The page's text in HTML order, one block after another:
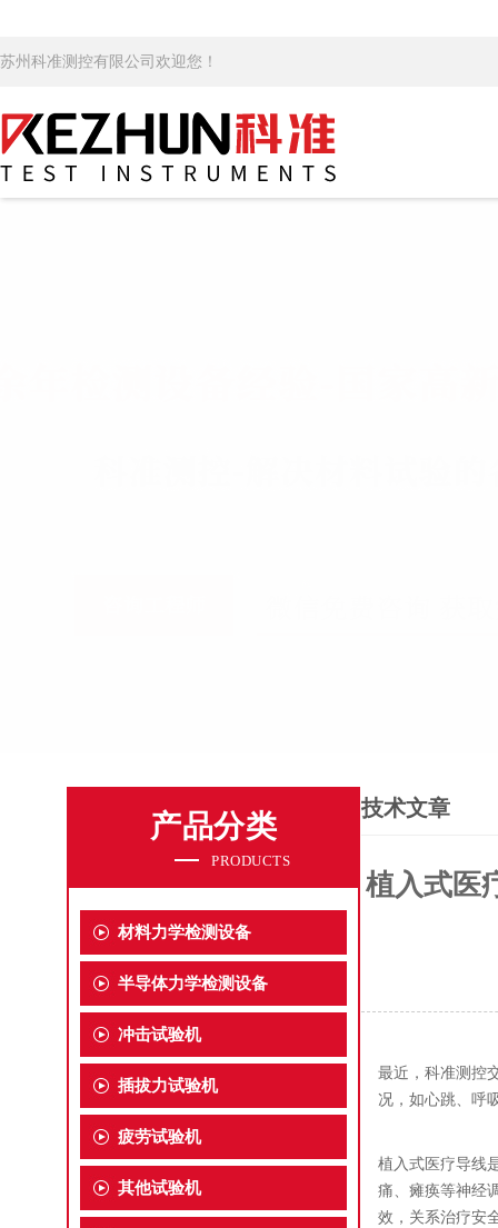
苏州科准测控有限公司欢迎您！
产品分类
PRODUCTS
材料力学检测设备
半导体力学检测设备
冲击试验机
插拔力试验机
疲劳试验机
其他试验机
技术文章
植入式医
最近， 科准测控
况， 如心跳、呼
植入式医疗导线
痛、瘫痪等神经
效，关系治疗安